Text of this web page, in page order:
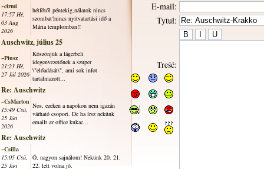
~cirmi
17:57 Hé,
03 Aug
2026
hétfőtől péntekig,nálatok nincs
szombat?nincs nyitvatartási idő a
Mária templomban!!
Auschwitz, július 25
~Piusz
21:23 Hé,
27 Júl 2026
Köszönjük a lágerbeli
idegenvezetőnek a szuper
\"előadását\", ami sok infot
tartalmazott...
Re: Auschwitz
~CsMarton
15:49 Csü,
25 Jún
2026
Nos, ezeken a napokon nem igazán
várható csoport. De ha írsz nekünk
emailt az office kukac...
Re: Auschwitz
~Csilla
15:05 Csü,
25 Jún
Ó, nagyon sajnálom! Nekünk 20. 21.
22. lett volna jó.
E-mail:
Tytuł:
Treść: